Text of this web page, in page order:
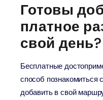
Готовы
платное
свой день?
Бесплатные
способ познакомиться
добавить в свой